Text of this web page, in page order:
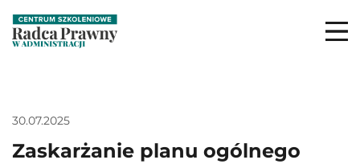
30.07.2025
Zaskarżanie planu ogólnego